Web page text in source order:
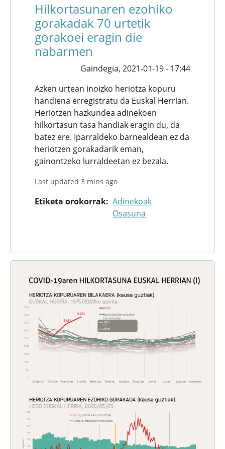
Hilkortasunaren ezohiko
gorakadak 70 urtetik
gorakoei eragin die
nabarmen
Gaindegia, 2021-01-19 - 17:44
Azken urtean inoizko heriotza kopuru
handiena erregistratu da Euskal Herrian.
Heriotzen hazkundea adinekoen
hilkortasun tasa handiak eragin du, da
batez ere. Iparraldeko barnealdean ez da
heriotzen gorakadarik eman,
gainontzeko lurraldeetan ez bezala.
Last updated 3 mins ago
Etiketa orokorrak Adinekoak
Osasuna